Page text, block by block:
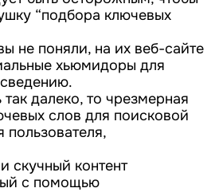
“подбора ключевых
не поняли, на их веб-сайте
хьюмидоры для
далеко, то чрезмерная
слов для поисковой
пользователя,
контент
с помощью